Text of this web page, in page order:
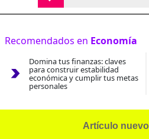
Recomendados en Economía
Domina tus finanzas: claves
para construir estabilidad
económica y cumplir tus metas
personales
Artículo nuevo